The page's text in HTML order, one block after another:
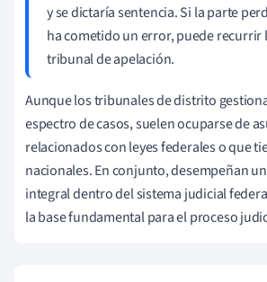
y se dictaría sentencia. Si la parte
ha cometido un error, puede recurrir
tribunal de apelación.
Aunque los tribunales de distrito
espectro de casos, suelen ocuparse de
relacionados con leyes federales o que
nacionales. En conjunto, desempeñan
integral dentro del sistema judicial
la base fundamental para el proceso